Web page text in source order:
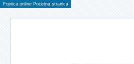
Fojnica online Pocetna stranica